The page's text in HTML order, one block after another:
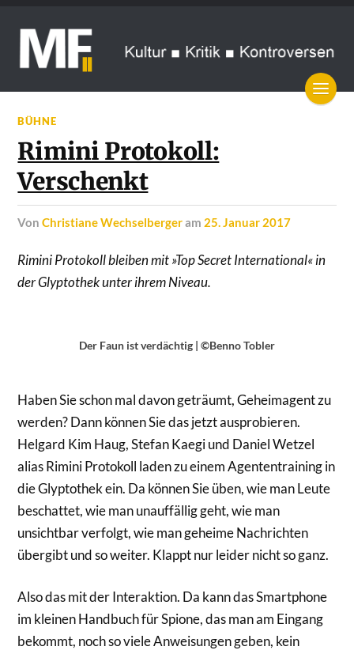
BÜHNE
Rimini Protokoll:
Verschenkt
vonChristiane Wechselbergeram 25. Januar 2017
Rimini Protokoll bleiben mit »Top Secret International« in
der Glyptothek unter ihrem Niveau.
Der Faun ist verdächtig | ©Benno Tobler
Haben Sie schon mal davon geträumt, Geheimagent zu
werden? Dann können Sie das jetzt ausprobieren.
Helgard Kim Haug, Stefan Kaegi und Daniel Wetzel
alias Rimini Protokoll laden zu einem Agententraining in
die Glyptothek ein. Da können Sie üben, wie man Leute
beschattet, wie man unauffällig geht, wie man
unsichtbar verfolgt, wie man geheime Nachrichten
übergibt und so weiter. Klappt nur leider nicht so ganz.
Also das mit der Interaktion. Da kann das Smartphone
im kleinen Handbuch für Spione, das man am Eingang
bekommt, noch so viele Anweisungen geben, kein